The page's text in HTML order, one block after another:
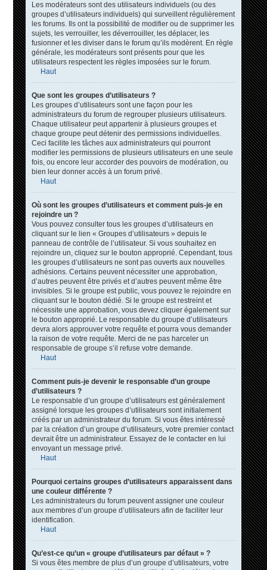
Les modérateurs sont des utilisateurs individuels (ou des
groupes d’utilisateurs individuels) qui surveillent régulièrement
les forums. Ils ont la possibilité de modifier ou de supprimer les
sujets, les verrouiller, les déverrouiller, les déplacer, les
fusionner et les diviser dans le forum qu’ils modèrent. En règle
générale, les modérateurs sont présents pour que les
utilisateurs respectent les règles imposées sur le forum.
Haut
Que sont les groupes d’utilisateurs ?
Les groupes d’utilisateurs sont une façon pour les
administrateurs du forum de regrouper plusieurs utilisateurs.
Chaque utilisateur peut appartenir à plusieurs groupes et
chaque groupe peut détenir des permissions individuelles.
Ceci facilite les tâches aux administrateurs qui pourront
modifier les permissions de plusieurs utilisateurs en une seule
fois, ou encore leur accorder des pouvoirs de modération, ou
bien leur donner accès à un forum privé.
Haut
Où sont les groupes d’utilisateurs et comment puis-je en
rejoindre un ?
Vous pouvez consulter tous les groupes d’utilisateurs en
cliquant sur le lien « Groupes d’utilisateurs » depuis le
panneau de contrôle de l’utilisateur. Si vous souhaitez en
rejoindre un, cliquez sur le bouton approprié. Cependant, tous
les groupes d’utilisateurs ne sont pas ouverts aux nouvelles
adhésions. Certains peuvent nécessiter une approbation,
d’autres peuvent être privés et d’autres peuvent même être
invisibles. Si le groupe est public, vous pouvez le rejoindre en
cliquant sur le bouton dédié. Si le groupe est restreint et
nécessite une approbation, vous devez cliquer également sur
le bouton approprié. Le responsable du groupe d’utilisateurs
devra alors approuver votre requête et pourra vous demander
la raison de votre requête. Merci de ne pas harceler un
responsable de groupe s’il refuse votre demande.
Haut
Comment puis-je devenir le responsable d’un groupe
d’utilisateurs ?
Le responsable d’un groupe d’utilisateurs est généralement
assigné lorsque les groupes d’utilisateurs sont initialement
créés par un administrateur du forum. Si vous êtes intéressé
par la création d’un groupe d’utilisateurs, votre premier contact
devrait être un administrateur. Essayez de le contacter en lui
envoyant un message privé.
Haut
Pourquoi certains groupes d’utilisateurs apparaissent dans
une couleur différente ?
Les administrateurs du forum peuvent assigner une couleur
aux membres d’un groupe d’utilisateurs afin de faciliter leur
identification.
Haut
Qu’est-ce qu’un « groupe d’utilisateurs par défaut » ?
Si vous êtes membre de plus d’un groupe d’utilisateurs, votre